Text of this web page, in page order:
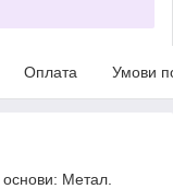
Оплата Умови
Метал.